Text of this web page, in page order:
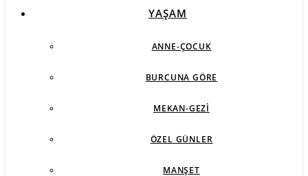
YAŞAM
ANNE-ÇOCUK
BURCUNA GÖRE
MEKAN-GEZI
ÖZEL GÜNLER
MANŞET